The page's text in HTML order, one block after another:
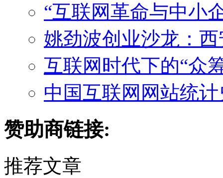
“互联网革命与中小
姚劲波创业沙龙：
互联网时代下的“众
中国互联网网站统
赞助商链接:
推荐文章